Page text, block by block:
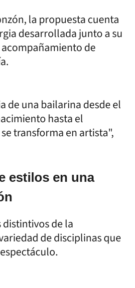
la propuesta cuenta
desarrollada junto a su
de
de una bailarina desde el
hasta el
transforma en artista",
estilos en una
distintivos de la
de disciplinas que